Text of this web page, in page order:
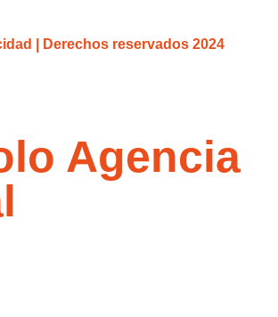
| Derechos reservados 2024
Agencia